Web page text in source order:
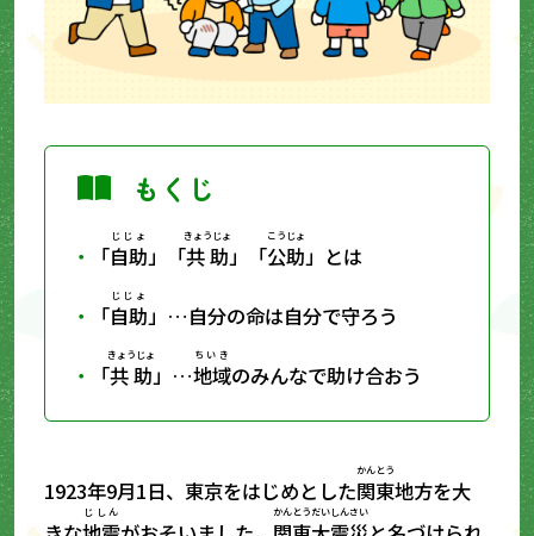
もくじ
「自助
じじょ
」「共助
きょうじょ
」「公助
こうじょ
」とは
「自助
じじょ
」…自分の命は自分で守ろう
「共助
きょうじょ
」…地域
ちいき
のみんなで助け合おう
1923年9月1日、東京をはじめとした関東
かんとう
地方を大
じしん かんとうだいしんさい